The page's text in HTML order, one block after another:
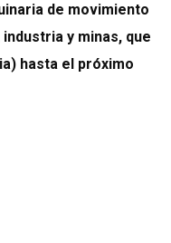
de movimiento
y minas, que
hasta el próximo